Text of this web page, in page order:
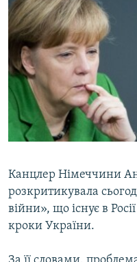
ВСЕ ЗА ДЕНЬ
СПЕЦПРОЕКТИ
ДЕПОРТАЦІЯ
ВІДЕОУРОКИ «ELIFBE»
СВІДЧЕННЯ ОКУПАЦІЇ
УКРАЇНСЬКА ПРОБЛЕМА
ЯК ОБІЙТИ
Русский
Qırımtatar
Усі сайти RFE/RL
Канцлер Німеччини
розкритикувала
війни», що існує в
кроки України.